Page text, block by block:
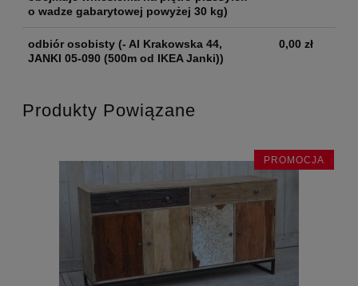
o wadze gabarytowej powyżej 30 kg)
odbiór osobisty (- Al Krakowska 44,
JANKI 05-090 (500m od IKEA Janki))
0,00 zł
Produkty Powiązane
PROMOCJA